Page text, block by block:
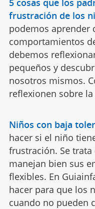
5 cosas que los
frustración de los
podemos aprender
comportamientos
debemos
pequeños y
nosotros mismos.
reflexionen sobre la
Niños con baja
hacer si el niño
frustración. Se
manejan bien sus
flexibles. En
hacer para que los
cuando no pueden